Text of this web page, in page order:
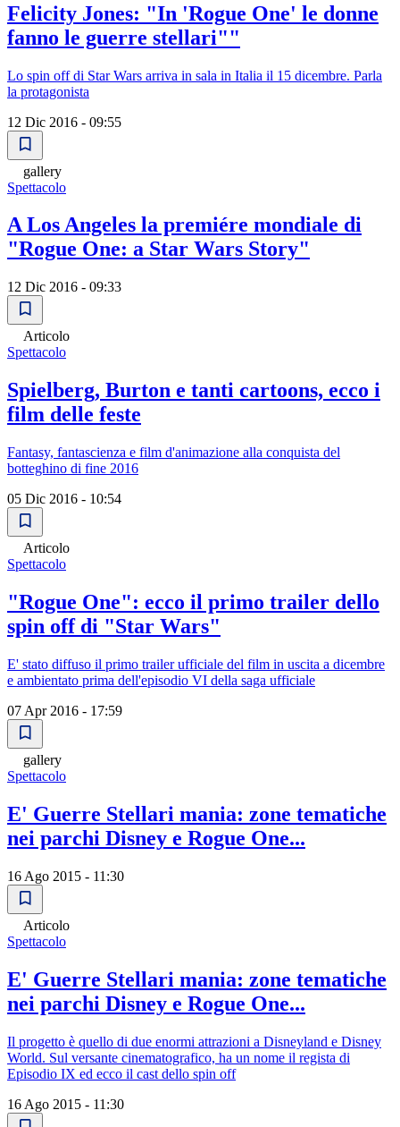
Felicity Jones: "In 'Rogue One' le donne
fanno le guerre stellari""
Lo spin off di Star Wars arriva in sala in Italia il 15 dicembre. Parla
la protagonista
12 Dic 2016 - 09:55
gallery
Spettacolo
A Los Angeles la premiére mondiale di
"Rogue One: a Star Wars Story"
12 Dic 2016 - 09:33
Articolo
Spettacolo
Spielberg, Burton e tanti cartoons, ecco i
film delle feste
Fantasy, fantascienza e film d'animazione alla conquista del
botteghino di fine 2016
05 Dic 2016 - 10:54
Articolo
Spettacolo
"Rogue One": ecco il primo trailer dello
spin off di "Star Wars"
E' stato diffuso il primo trailer ufficiale del film in uscita a dicembre
e ambientato prima dell'episodio VI della saga ufficiale
07 Apr 2016 - 17:59
gallery
Spettacolo
E' Guerre Stellari mania: zone tematiche
nei parchi Disney e Rogue One...
16 Ago 2015 - 11:30
Articolo
Spettacolo
E' Guerre Stellari mania: zone tematiche
nei parchi Disney e Rogue One...
Il progetto è quello di due enormi attrazioni a Disneyland e Disney
World. Sul versante cinematografico, ha un nome il regista di
Episodio IX ed ecco il cast dello spin off
16 Ago 2015 - 11:30